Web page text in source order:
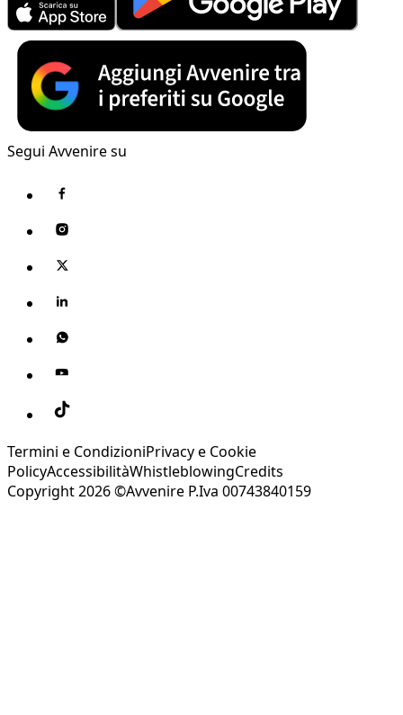
Segui Avvenire su
Termini e CondizioniPrivacy e Cookie
PolicyAccessibilitàWhistleblowingCredits
Copyright 2026 ©Avvenire P.Iva 00743840159